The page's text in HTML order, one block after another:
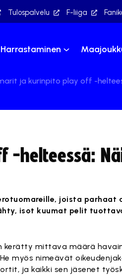
Tulospalvelu F-liiga
Harrastaminen
ja kurinpito play off -
helteessä:
joista parhaat
isot kuumat pelit
kerätty mittava määrä
myös nimeävät
ja kaikki sen jäsenet